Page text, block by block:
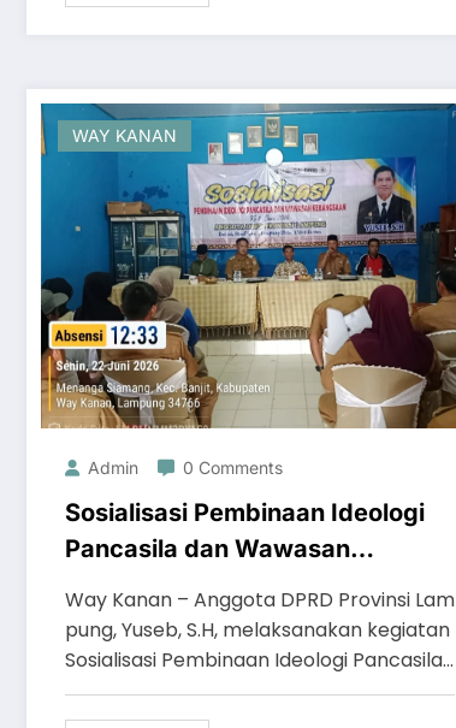
WAY KANAN
Admin 0 Comments
Sosialisasi Pembinaan Ideologi
Pancasila dan Wawasan
Siamang, Yuseb, S.H Ajak
Masyarakat Perkuat Persatuan
Way Kanan – Anggota DPRD Provinsi Lam
pung, Yuseb, S.H, melaksanakan kegiatan
Sosialisasi Pembinaan Ideologi Pancasila…